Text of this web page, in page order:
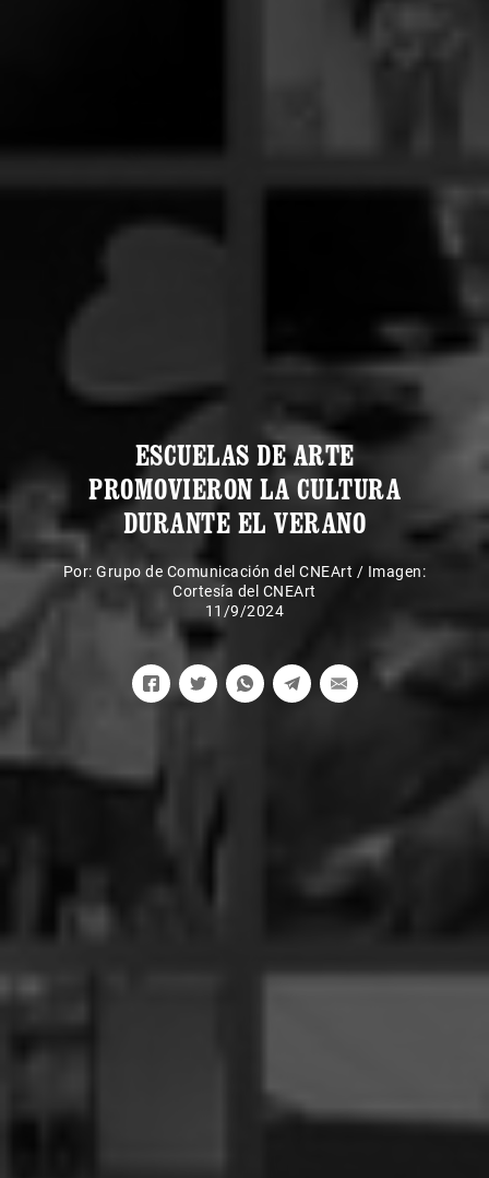
ESCUELAS DE ARTE
PROMOVIERON LA CULTURA
DURANTE EL VERANO
Por:Grupo de Comunicación del CNEArt / Imagen:
Cortesía del CNEArt
11/9/2024